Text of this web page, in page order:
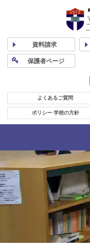
資料請求
保護者ページ
よくあるご質問
ポリシー 学校の方針